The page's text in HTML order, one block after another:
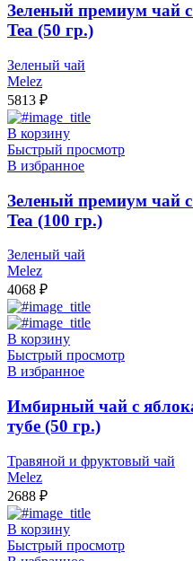
Зеленый премиум чай
Tea (50 гр.)
Зеленый чай
Melez
5813 ₽
В корзину
Быстрый просмотр
В избранное
Зеленый премиум чай
Tea (100 гр.)
Зеленый чай
Melez
4068 ₽
В корзину
Быстрый просмотр
В избранное
Имбирный чай с
тубе (50 гр.)
Травяной и фруктовый чай
Melez
2688 ₽
В корзину
Быстрый просмотр